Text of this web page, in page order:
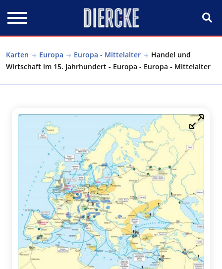
Karten Europa Europa - Mittelalter
Handel und
Wirtschaft im 15. Jahrhundert - Europa - Europa - Mittelalter